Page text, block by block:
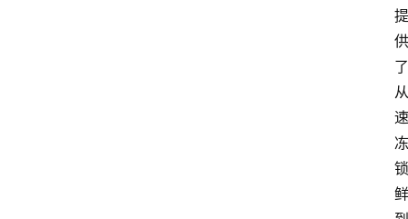
提
供
了
从
速
冻
锁
鲜